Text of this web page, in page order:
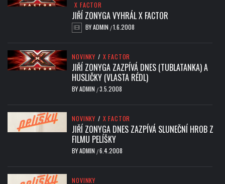
X FACTOR
JIŘÍ ZONYGA VYHRÁL X FACTOR
BYADMIN /1.6.2008
NOVINKY / X FACTOR
JIŘÍ ZONYGA ZAZPÍVÁ DNES (TUBLATANKA) A
HUSLIČKY (VLASTA RÉDL)
BYADMIN /3.5.2008
NOVINKY / X FACTOR
JIŘÍ ZONYGA DNES ZAZPÍVÁ SLUNEČNÍ HROB Z
FILMU PELÍŠKY
BYADMIN /6.4.2008
NOVINKY